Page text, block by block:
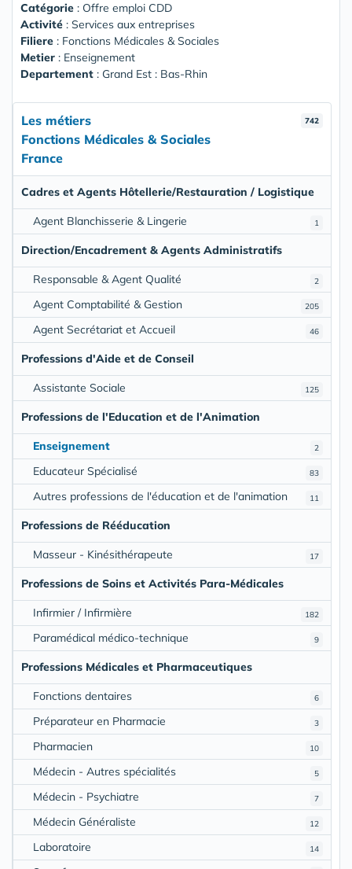
Catégorie : Offre emploi CDD
Activité : Services aux entreprises
Filiere : Fonctions Médicales & Sociales
Metier : Enseignement
Departement : Grand Est : Bas-Rhin
742
Les métiers
Fonctions Médicales & Sociales
France
Cadres et Agents Hôtellerie/Restauration / Logistique
1
Agent Blanchisserie & Lingerie
Direction/Encadrement & Agents Administratifs
2
Responsable & Agent Qualité
205
Agent Comptabilité & Gestion
46
Agent Secrétariat et Accueil
Professions d'Aide et de Conseil
125
Assistante Sociale
Professions de l'Education et de l'Animation
2
Enseignement
83
Educateur Spécialisé
11
Autres professions de l'éducation et de l'animation
Professions de Rééducation
17
Masseur - Kinésithérapeute
Professions de Soins et Activités Para-Médicales
182
Infirmier / Infirmière
9
Paramédical médico-technique
Professions Médicales et Pharmaceutiques
6
Fonctions dentaires
3
Préparateur en Pharmacie
10
Pharmacien
5
Médecin - Autres spécialités
7
Médecin - Psychiatre
12
Médecin Généraliste
14
Laboratoire